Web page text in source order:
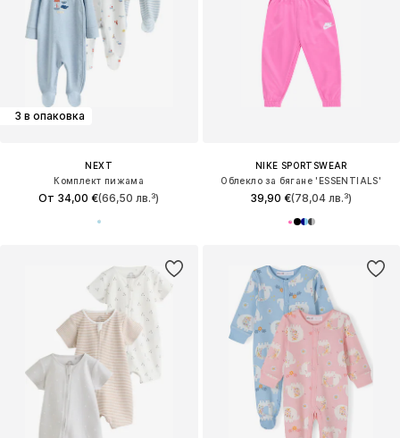
3 в опаковка
NEXT
Комплект пижама
От 34,00 €(66,50 лв.³)
NIKE SPORTSWEAR
Облекло за бягане 'ESSENTIALS'
39,90 €(78,04 лв.³)